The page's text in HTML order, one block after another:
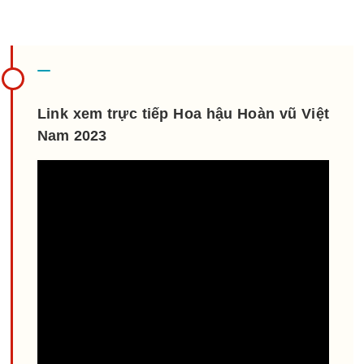
Link xem trực tiếp Hoa hậu Hoàn vũ Việt
Nam 2023